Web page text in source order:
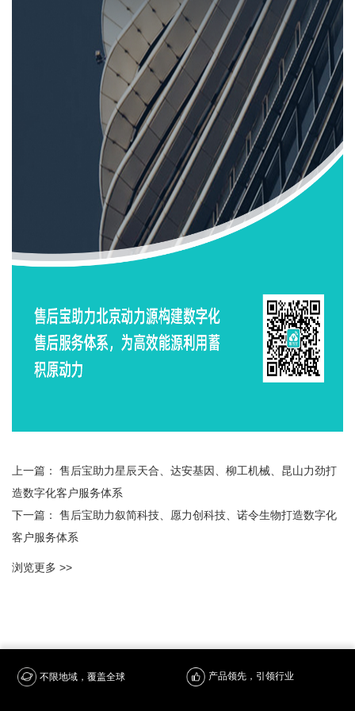
上一篇： 售后宝助力星辰天合、达安基因、柳工机械、昆山力劲打
造数字化客户服务体系
下一篇： 售后宝助力叙简科技、愿力创科技、诺令生物打造数字化
客户服务体系
浏览更多 >>
不限地域，覆盖全球 产品领先，引领行业